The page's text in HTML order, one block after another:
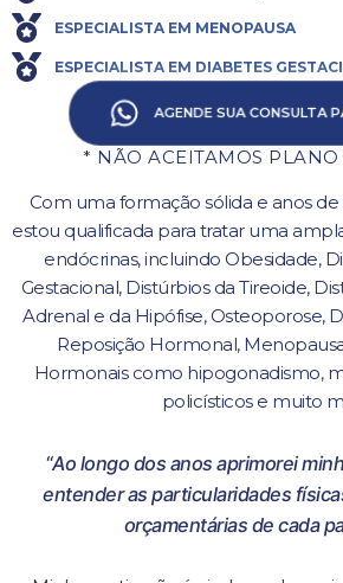
ESPECIALISTA EM MENOPAUSA
ESPECIALISTA EM DIABETES
AGENDE SUA CONSULTA
* NÃO ACEITAMOS
Com uma formação sólida e anos
estou qualificada para tratar uma
endócrinas, incluindo Obesidade,
Gestacional, Distúrbios da Tireoide,
Adrenal e da Hipófise, Osteoporose,
Reposição Hormonal,
Hormonais como hipogonadismo,
policísticos e muito
“Ao longo dos anos aprimorei
entenderas particularidades
orçamentárias de cada